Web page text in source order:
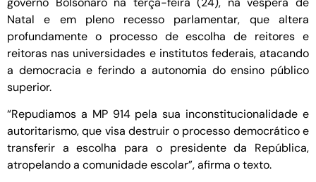
Natal e em pleno recesso parlamentar, que altera
profundamente o processo de escolha de reitores e
reitoras nas universidades e institutos federais, atacando
a democracia e ferindo a autonomia do ensino público
superior.
“Repudiamos a MP 914 pela sua inconstitucionalidade e
autoritarismo, que visa destruir o processo democrático e
transferir a escolha para o presidente da República,
atropelando a comunidade escolar”, afirma o texto.